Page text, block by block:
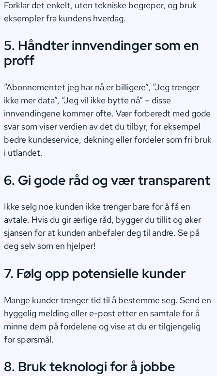
Forklar det enkelt, uten tekniske begreper, og bruk
eksempler fra kundens hverdag.
5. Håndter innvendinger som en
proff
“Abonnementet jeg har nå er billigere”, “Jeg trenger
ikke mer data”, “Jeg vil ikke bytte nå” – disse
innvendingene kommer ofte. Vær forberedt med gode
svar som viser verdien av det du tilbyr, for eksempel
bedre kundeservice, dekning eller fordeler som fri bruk
i utlandet.
6. Gi gode råd og vær transparent
Ikke selg noe kunden ikke trenger bare for å få en
avtale. Hvis du gir ærlige råd, bygger du tillit og øker
sjansen for at kunden anbefaler deg til andre. Se på
deg selv som en hjelper!
7. Følg opp potensielle kunder
Mange kunder trenger tid til å bestemme seg. Send en
hyggelig melding eller e-post etter en samtale for å
minne dem på fordelene og vise at du er tilgjengelig
for spørsmål.
8. Bruk teknologi for å jobbe